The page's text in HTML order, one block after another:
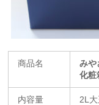
商品名
みや
化粧
内容量 2L